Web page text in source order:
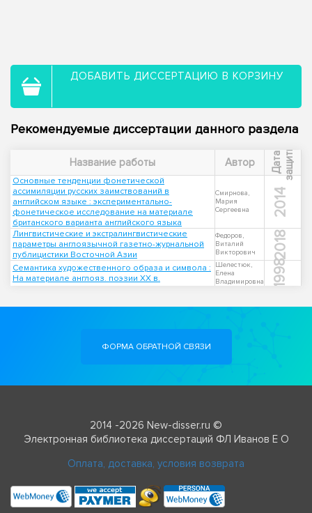
ДОБАВИТЬ ДИССЕРТАЦИЮ В КОРЗИНУ
Рекомендуемые диссертации данного раздела
Название работы Автор Д
а
т
а
з
а
щ
и
т ы
Основные тенденции фонетической
ассимиляции русских заимствований в
английском языке : экспериментально-
фонетическое исследование на материале
британского варианта английского языка
Смирнова,
Мария
Сергеевна
2014
Лингвистические и экстралингвистические
параметры англоязычной газетно-журнальной
публицистики Восточной Азии
Федоров,
Виталий
Викторович
2018
Семантика художественного образа и символа :
На материале англояз. поэзии ХХ в.
Шелестюк,
Елена
Владимировна
1998
ФОРМА ОБРАТНОЙ СВЯЗИ
2014 -2026 New-disser.ru ©
Электронная библиотека диссертаций ФЛ Иванов Е О
Оплата, доставка, условия возврата